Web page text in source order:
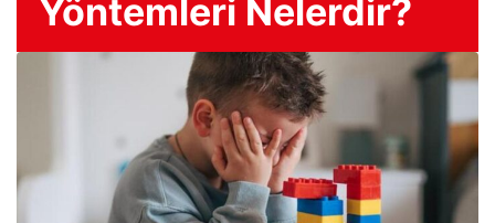
Yöntemleri Nelerdir?